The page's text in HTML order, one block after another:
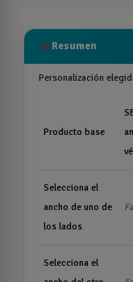
listResumen
Personalización
Producto base
Selecciona el
ancho de uno de
los lados
Selecciona el